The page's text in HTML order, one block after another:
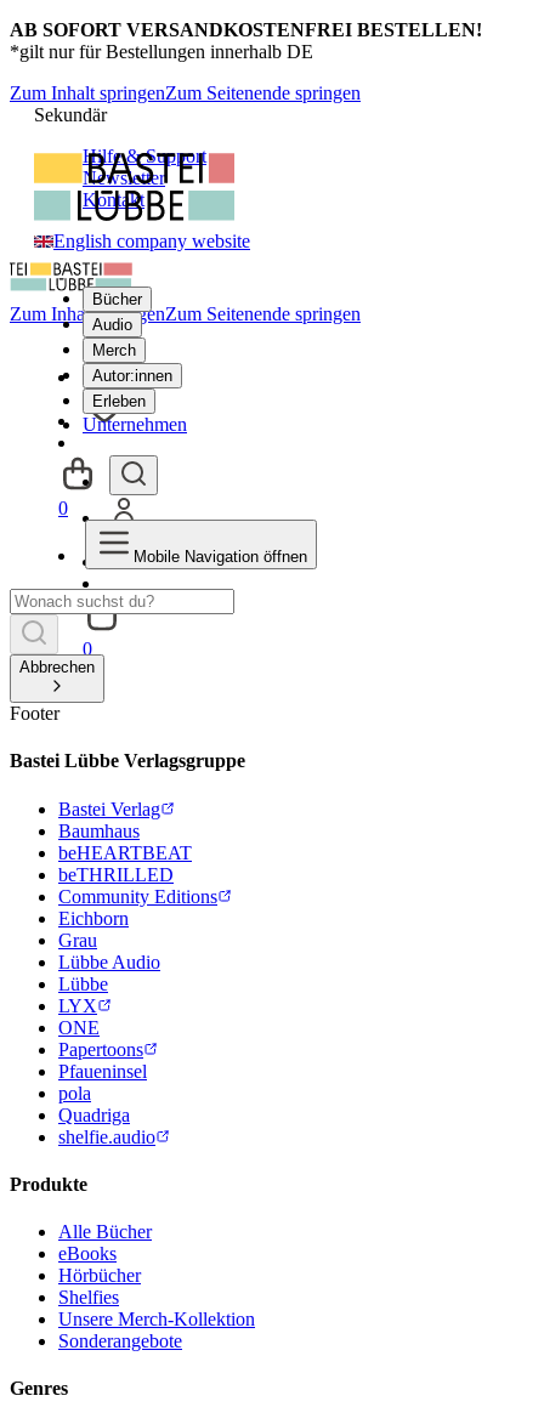
AB SOFORT VERSANDKOSTENFREI BESTELLEN!
*gilt nur für Bestellungen innerhalb DE
Zum Inhalt springenZum Seitenende springen
Sekundär
Hilfe & Support
Newsletter
Kontakt
English company website
Bücher
Audio
Merch
Autor:innen
Erleben
Unternehmen
0
Zum Inhalt springenZum Seitenende springen
0
Mobile Navigation öffnen
Abbrechen
Footer
Bastei Lübbe Verlagsgruppe
Bastei Verlag
Baumhaus
beHEARTBEAT
beTHRILLED
Community Editions
Eichborn
Grau
Lübbe Audio
Lübbe
LYX
ONE
Papertoons
Pfaueninsel
pola
Quadriga
shelfie.audio
Produkte
Alle Bücher
eBooks
Hörbücher
Shelfies
Unsere Merch-Kollektion
Sonderangebote
Genres